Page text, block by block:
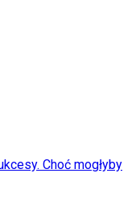
Choć mogłyby